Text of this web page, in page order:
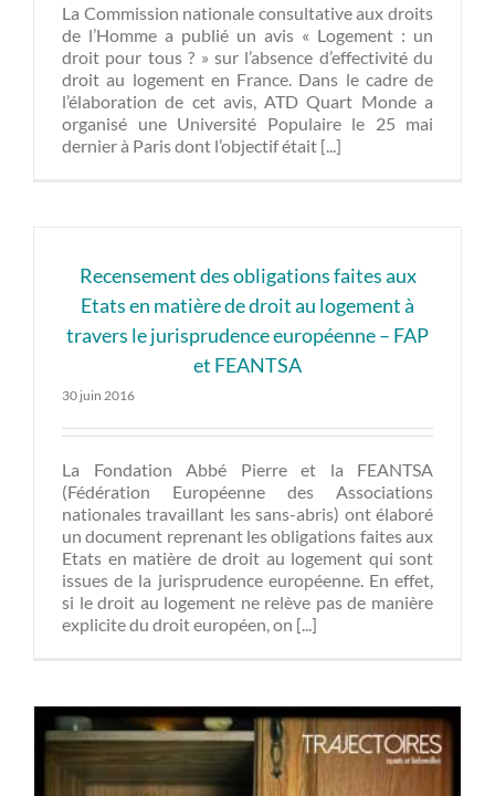
La Commission nationale consultative aux droits
de l’Homme a publié un avis « Logement : un
droit pour tous ? » sur l’absence d’effectivité du
droit au logement en France. Dans le cadre de
l’élaboration de cet avis, ATD Quart Monde a
organisé une Université Populaire le 25 mai
dernier à Paris dont l’objectif était [...]
Recensement des obligations faites aux
Etats en matière de droit au logement à
travers le jurisprudence européenne – FAP
et FEANTSA
30 juin 2016
La Fondation Abbé Pierre et la FEANTSA
(Fédération Européenne des Associations
nationales travaillant les sans-abris) ont élaboré
un document reprenant les obligations faites aux
Etats en matière de droit au logement qui sont
issues de la jurisprudence européenne. En effet,
si le droit au logement ne relève pas de manière
explicite du droit européen, on [...]